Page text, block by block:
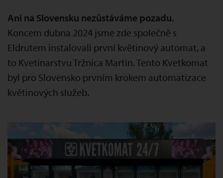
Ani na Slovensku nezůstáváme pozadu.
Koncem dubna 2024 jsme zde společně s
Eldrutem instalovali první květinový automat, a
to Kvetinarstvu Tržnica Martin. Tento Kvetkomat
byl pro Slovensko prvním krokem automatizace
květinových služeb.